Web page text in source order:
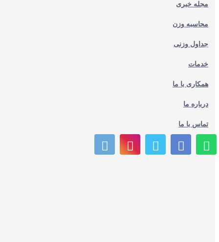
مجله خبری
محاسبه وزن
جداول وزنی
خدمات
همکاری با ما
درباره ما
تماس با ما